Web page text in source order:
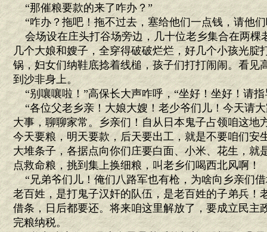
“那催粮要款的来了咋办？”
“咋办？拖吧！拖不过去，塞给他们一点钱，请他
会场设在庄头打谷场旁边，几十位老乡集合在两棵
几个大娘和嫂子，全穿得破破烂烂，好几个小孩光腚
锅，妇女们纳鞋底捻着线槌，孩子们打打闹闹。看见
到沙非身上。
“别嚷嚷啦！”高保长大声咋呼，“坐好！坐好！请指
“各位父老乡亲！大娘大嫂！老少爷们儿！今天请
大事，聊聊家常。乡亲们！自从日本鬼子占领咱这地
今天要粮，明天要款，后天要出工，就是不要咱们安
大堆条子，各据点向你们庄要白面、小米、花生，就
点救命粮，挑到集上换细粮，叫老乡们喝西北风啊！
“兄弟爷们儿！俺们八路军也有枪，为啥向乡亲们
老百姓，是打鬼子汉奸的队伍，是老百姓的子弟兵！
借条，日后都要还。将来咱这里解放了，要成立民主
完粮纳税。